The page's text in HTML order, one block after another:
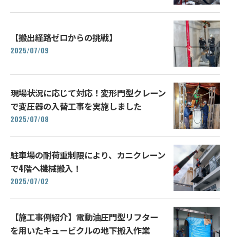
【搬出経路ゼロからの挑戦】
2025/07/09
現場状況に応じて対応！変形門型クレーン
で変圧器の入替工事を実施しました
2025/07/08
駐車場の耐荷重制限により、カニクレーン
で4階へ機械搬入！
2025/07/02
【施工事例紹介】電動油圧門型リフター
を用いたキュービクルの地下搬入作業